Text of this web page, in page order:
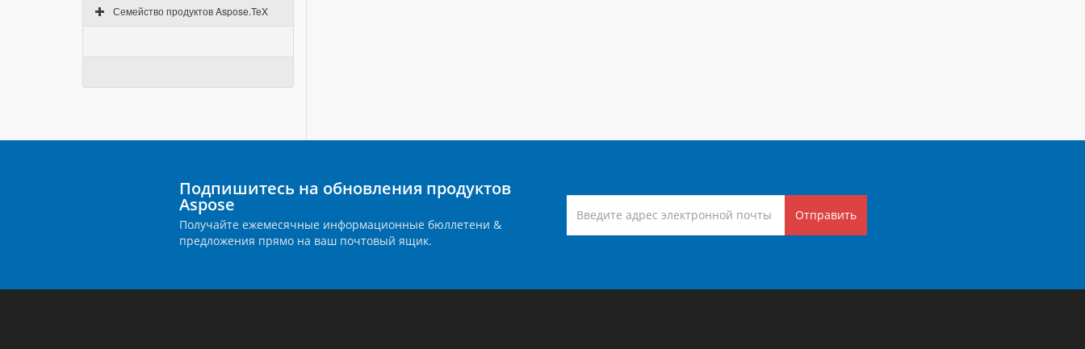
Семейство продуктов Aspose.TeX
Подпишитесь на обновления продуктов
Aspose
Получайте ежемесячные информационные бюллетени &
предложения прямо на ваш почтовый ящик.
Отправить